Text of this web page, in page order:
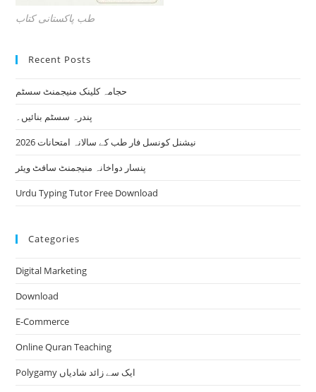
طب پاکستانی کتاب
Recent Posts
حجامہ کلینک منیجمنٹ سسٹم
پندرہ سسٹم بنائیں۔
نیشنل کونسل فار طب کے سالانہ امتحانات 2026
پنسار دواخانہ منیجمنٹ سافٹ ویئر
Urdu Typing Tutor Free Download
Categories
Digital Marketing
Download
E-Commerce
Online Quran Teaching
Polygamy ایک سے زائد شادیاں